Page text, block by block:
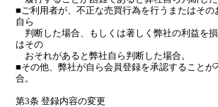
■ご利用者が、不正な売買行為を行うまたはその
自ら
判断した場合、もしくは著しく弊社の利益を
はその
おそれがあると弊社自ら判断した場合。
■その他、弊社が自ら会員登録を承認することが
合。
第3条 登録内容の変更